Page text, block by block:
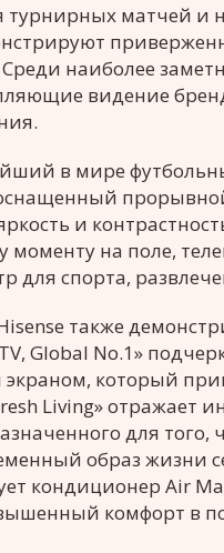
турнирных матчей
наиболее
видение
в мире
и
на поле,
спорта,
также
Global No.1»
который
Living» отражает
для того,
образ жизни
кондиционер Air
комфорт в